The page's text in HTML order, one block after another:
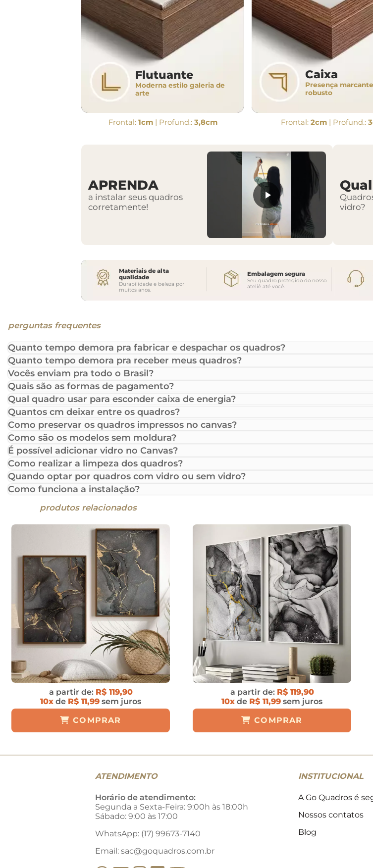
Flutuante
Moderna estilo galeria de
arte
Frontal: 1cm| Profund.: 3,8cm
Caixa
Presença
robusto
Frontal:2cm | Profund.:
APRENDA
a instalar seus quadros
corretamente!
vidro?
Materiais de alta
qualidade
Durabilidade e beleza por
muitos anos.
Embalagem segura
Seu quadro protegido do nosso
ateliê até você.
perguntas frequentes
Quanto tempo demora pra fabricar e despachar os quadros?
Quanto tempo demora pra receber meus quadros?
Vocês enviam pra todo o Brasil?
Quais são as formas de pagamento?
Qual quadro usar para esconder caixa de energia?
Quantos cm deixar entre os quadros?
Como preservar os quadros impressos no canvas?
Como são os modelos sem moldura?
É possível adicionar vidro no Canvas?
Como realizar a limpeza dos quadros?
Quando optar por quadros com vidro ou sem vidro?
Como funciona a instalação?
produtos relacionados
a partir de: R$ 119,90
10x de R$ 11,99 sem juros
COMPRAR
a partir de: R$ 119,90
10x de R$ 11,99 sem juros
COMPRAR
ATENDIMENTO
Horário de atendimento:
Segunda a Sexta-Feira: 9:00h às 18:00h
Sábado: 9:00 às 17:00
WhatsApp: (17) 99673-7140
Email: sac@goquadros.com.br
INSTITUCIONAL
A Go Quadros é
Nossos contatos
Blog